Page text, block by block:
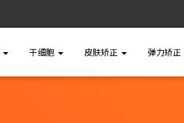
干细胞 皮肤矫正 弹力矫正